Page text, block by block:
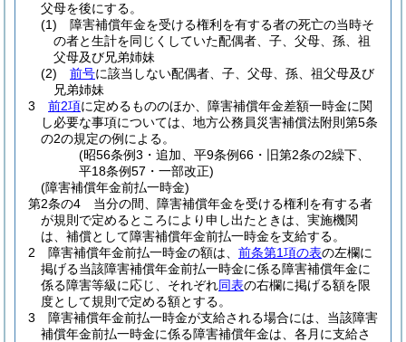
父母を後にする。
(1)
障害補償年金を受ける権利を有する者の死亡の当時そ
の者と生計を同じくしていた配偶者、子、父母、孫、祖
父母及び兄弟姉妹
(2)
前号に該当しない配偶者、子、父母、孫、祖父母及び
兄弟姉妹
3
前2項に定めるもののほか、障害補償年金差額一時金に関
し必要な事項については、地方公務員災害補償法附則第5条
の2の規定の例による。
(昭56条例3・追加、平9条例66・旧第2条の2繰下、
平18条例57・一部改正)
(障害補償年金前払一時金)
第2条の4
当分の間、障害補償年金を受ける権利を有する者
が規則で定めるところにより申し出たときは、実施機関
は、補償として障害補償年金前払一時金を支給する。
2
障害補償年金前払一時金の額は、 前条第1項の表の左欄に
掲げる当該障害補償年金前払一時金に係る障害補償年金に
係る障害等級に応じ、それぞれ同表の右欄に掲げる額を限
度として規則で定める額とする。
3
障害補償年金前払一時金が支給される場合には、当該障害
補償年金前払一時金に係る障害補償年金は、各月に支給さ